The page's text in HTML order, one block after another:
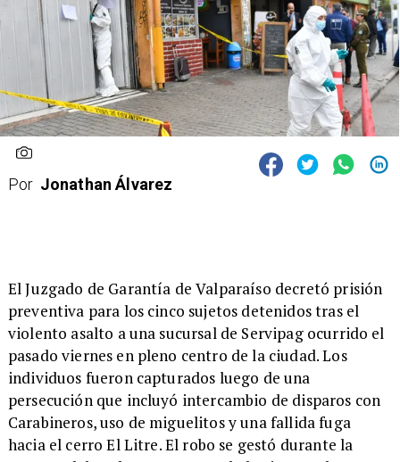
Por Jonathan Álvarez
​El Juzgado de Garantía de Valparaíso decretó prisión
preventiva para los cinco sujetos detenidos tras el
violento asalto a una sucursal de Servipag ocurrido el
pasado viernes en pleno centro de la ciudad. Los
individuos fueron capturados luego de una
persecución que incluyó intercambio de disparos con
Carabineros, uso de miguelitos y una fallida fuga
hacia el cerro El Litre. El robo se gestó durante la